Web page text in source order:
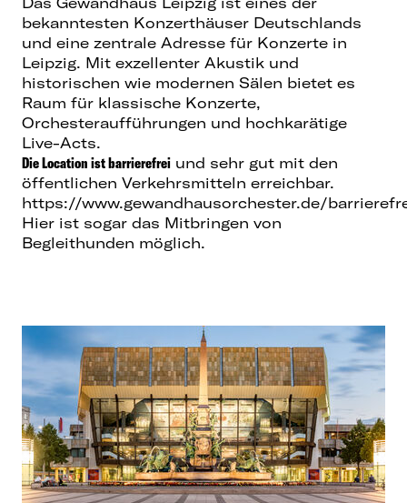
bekanntesten Konzerthäuser Deutschlands
und eine zentrale Adresse für Konzerte in
Leipzig. Mit exzellenter Akustik und
historischen wie modernen Sälen bietet es
Raum für klassische Konzerte,
Orchesteraufführungen und hochkarätige
Live-Acts.
Die Location ist barrierefrei und sehr gut mit den
öffentlichen Verkehrsmitteln erreichbar.
https://www.gewandhausorchester.de/
Hier ist sogar das Mitbringen von
Begleithunden möglich.